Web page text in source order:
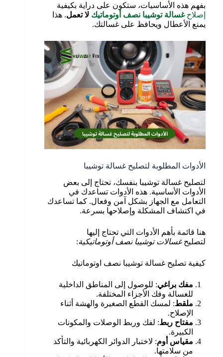
بفهم هذه الأساسيات، ستكون على دراية بكيفية
إصلاحغسالة توشيبا نصف أوتوماتيك لا تعمل. هذا
يمنع الأعطال ويحافظ على غسالتك.
الأدوات المطلوبة لتصليح غسالة توشيبا
لتصليح غسالة توشيبا بنفسك، تحتاج إلى بعض
الأدوات الأساسية. هذه الأدوات تساعدك في
التعامل مع الجهاز بشكل آمن وفعال. كما تساعدك
في اكتشاف المشكلة وإصلاحها بسرعة.
هنا قائمة بأهم الأدوات التي تحتاج إليها
لتصليحغسالات توشيبا نصف أوتوماتيكية:
كيفية تصليح غسالة توشيبا نصف اوتوماتيك
مفك براغي: للوصول إلى المناطق الداخلية
للغسالة وفك الأجزاء المختلفة.
ملقط: لمسك القطع الصغيرة والهشة أثناء
الإصلاح.
مفتاح ربط: لفك وربط الوصلات والمكونات
الكبيرة.
مقياس أوم: لاختبار الدوائر الكهربائية والتأكد
من سلامتها.